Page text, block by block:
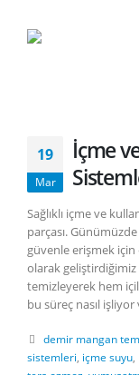
19
Mar
İçme
Sağlıklı içme ve
parçası.
güvenle erişmek için
olarak geliştirdiğimiz
temizleyerek hem
bu süreç nasıl işliyor
demir mangan
sistemleri, içme suyu,